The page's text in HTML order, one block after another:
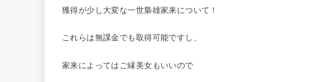
獲得が少し大変な一世梟雄家来について！
これらは無課金でも取得可能ですし、
家来によってはご縁美女もいいので